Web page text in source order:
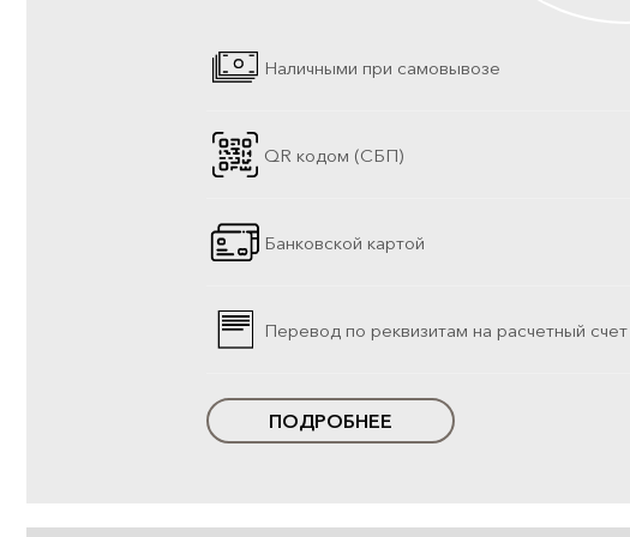
Наличными при самовывозе
QR кодом (СБП)
Банковской картой
Перевод по реквизитам на расчетный счет
ПОДРОБНЕЕ